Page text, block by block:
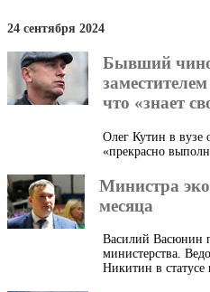
24 сентября 2024
Бывший
что «знает
Олег Кутин в вузе
«прекрасно
Министра
месяца
Василий Васюнин
министерства.
Никитин в статусе